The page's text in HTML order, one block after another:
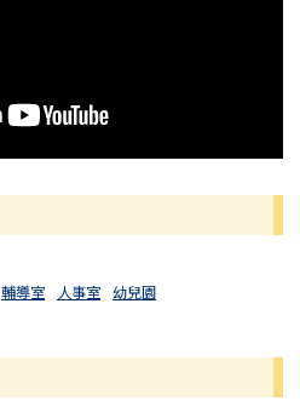
輔導室 人事室 幼兒園